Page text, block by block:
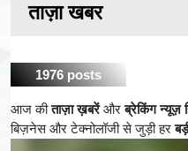
ताज़ा खबर
1976 posts
आज कीताज़ा ख़बरेंऔरब्रेकिंग न्यूज़
बिज़नेस और टेक्नोलॉजी से जुड़ी हर